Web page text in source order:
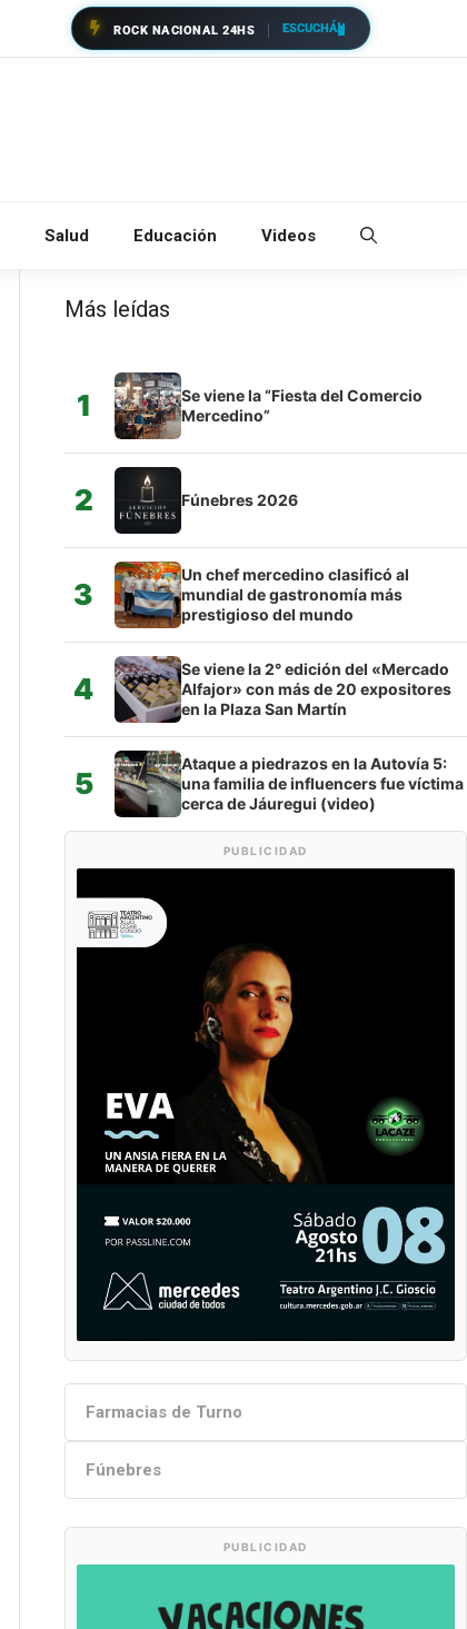
ROCK NACIONAL 24HS ESCUCHÁ
Salud Educación Videos
Más leídas
1
Se viene la “Fiesta del Comercio
Mercedino”
2 Fúnebres 2026
3
Un chef mercedino clasificó al
mundial de gastronomía más
prestigioso del mundo
4
Se viene la 2° edición del «Mercado
Alfajor» con más de 20 expositores
en la Plaza San Martín
5
Ataque a piedrazos en la Autovía 5:
una familia de influencers fue víctima
cerca de Jáuregui (video)
PUBLICIDAD
Farmacias de Turno
Fúnebres
PUBLICIDAD